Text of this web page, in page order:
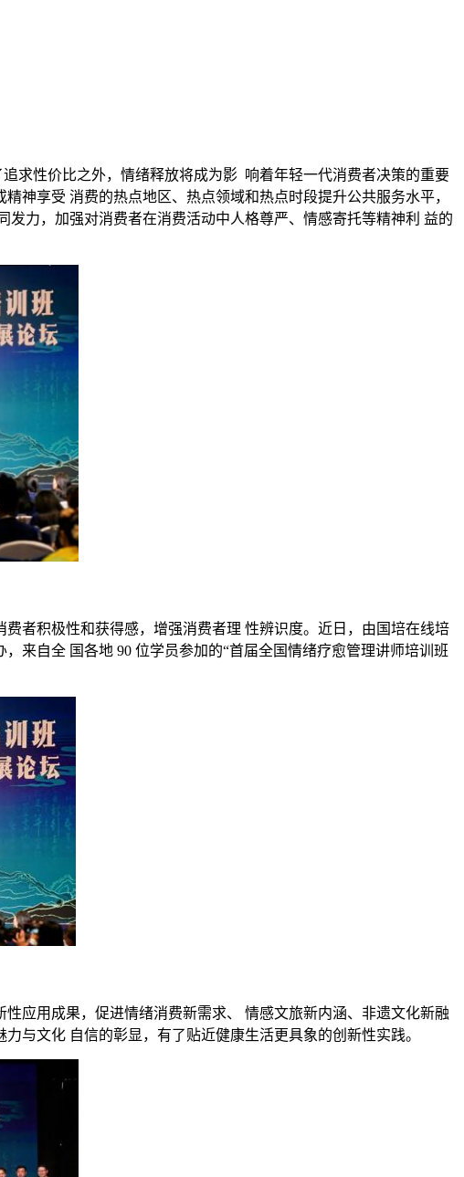
求性价比之外，情绪释放将成为影 响着年轻一代消费者决策的重要
神享受 消费的热点地区、热点领域和热点时段提升公共服务水平，
力，加强对消费者在消费活动中人格尊严、情感寄托等精神利 益的
者积极性和获得感，增强消费者理 性辨识度。近日，由国培在线培
来自全 国各地 90 位学员参加的“首届全国情绪疗愈管理讲师培训班
应用成果，促进情绪消费新需求、 情感文旅新内涵、非遗文化新融
与文化 自信的彰显，有了贴近健康生活更具象的创新性实践。